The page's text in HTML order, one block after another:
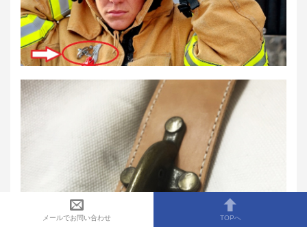
メールでお問い合わせ TOPへ